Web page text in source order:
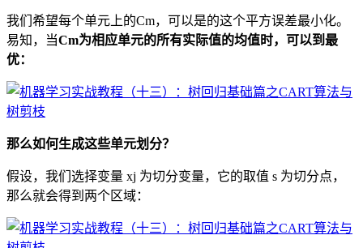
我们希望每个单元上的Cm，可以是的这个平方误差最小化。
易知，当Cm为相应单元的所有实际值的均值时，可以到最
优：
那么如何生成这些单元划分？
假设，我们选择变量 xj 为切分变量，它的取值 s 为切分点，
那么就会得到两个区域：